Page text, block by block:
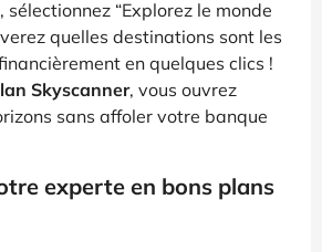
sélectionnez “Explorez le monde
quelles destinations sont les
en quelques clics !
Skyscanner, vous ouvrez
sans affoler votre banque
experte en bons plans